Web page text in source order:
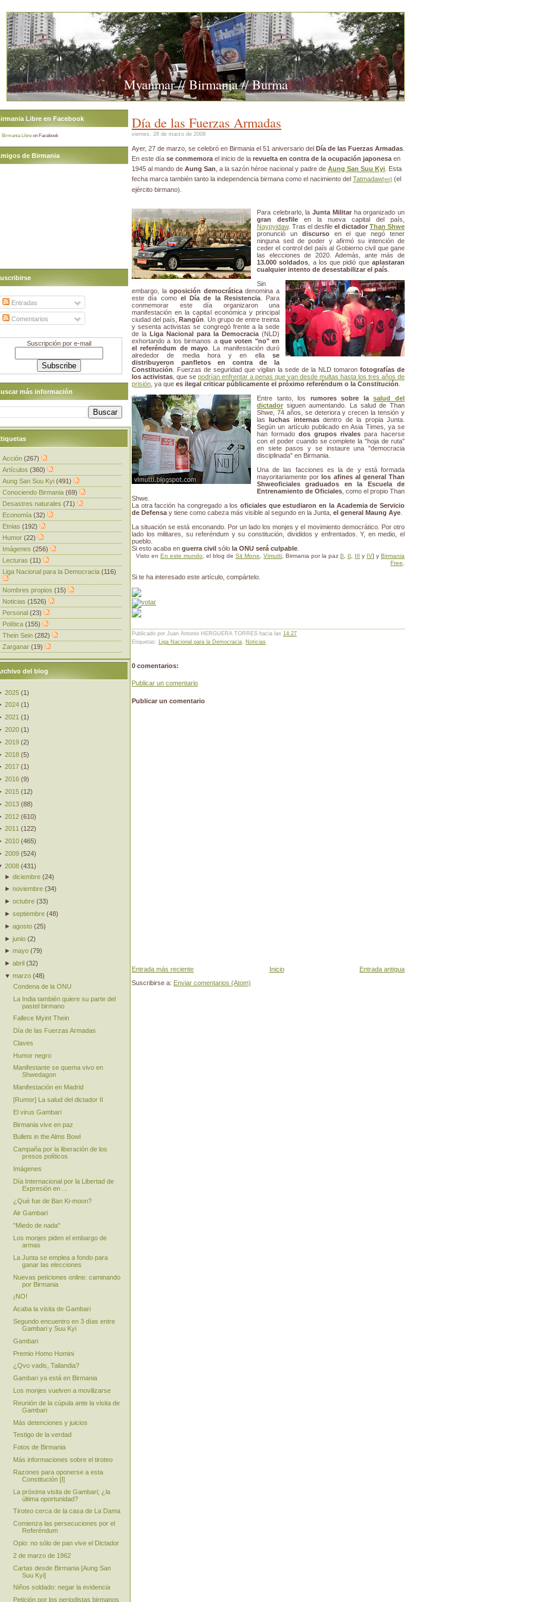
Myanmar // Birmania // Burma
Día de las Fuerzas Armadas
viernes, 28 de marzo de 2008
Ayer, 27 de marzo, se celebró en Birmania el 51 aniversario del Día de las Fuerzas Armadas
En este día se conmemora el inicio de la revuelta en contra de la ocupación japonesa en
1945 al mando de Aung San , a la sazón héroe nacional y padre de Aung San Suu Kyi . Esta
fecha marca también tanto la independencia birmana como el nacimiento del Tatmadaw[en] (el
ejército birmano).
Para celebrarlo, laJunta Militarha organizado un
gran desfile en la nueva capital del país,
Naypyidaw. Tras el desfile el dictador Than Shwe
pronunció un discursoen el que negó tener
ninguna sed de poder y afirmó su intención de
ceder el control del país al Gobierno civil que gane
las elecciones de 2020. Además, ante más de
13.000 soldados , a los que pidió queaplastaran
cualquier intento de desestabilizar el país
Sin
embargo, laoposición democráticadenomina a
este día como el Día de la Resistencia. Para
conmemorar este día organizaron una
manifestación en la capital económica y principal
ciudad del país,
Rangún . Un grupo de entre treinta
y sesenta activistas se congregó frente a la sede
de la Liga Nacional para la Democracia (NLD)
exhortando a los birmanos a que voten "no" en
el referéndum de mayo . La manifestación duró
alrededor de media hora y en ella se
distribuyeron panfletos en contra de la
Constitución . Fuerzas de seguridad que vigilan la sede de la NLD tomaron fotografías de
los activistas , que se podrían enfrentar a penas que van desde multas hasta los tres años de
prisión , ya que es ilegal criticar públicamente el próximo referéndum o la Constitución
Entre tanto, los rumores sobre lasalud del
dictador siguen aumentando. La salud de Than
Shwe, 74 años, se deteriora y crecen la tensión y
las
luchas internasdentro de la propia Junta.
Según un artículo publicado en Asia Times, ya se
han formado dos grupos rivales para hacerse
con el poder cuando se complete la "hoja de ruta"
en siete pasos y se instaure una "democracia
disciplinada" en Birmania.
Una de las facciones es la de y está formada
mayoritariamente por los afines al general Than
Shweoficiales graduados en la Escuela de
Entrenamiento de Oficiales , como el propio Than
Shwe.
La otra facción ha congregado a los oficiales que estudiaron en la Academia de Servicio
de Defensa y tiene como cabeza más visible al segundo en la Junta, el general Maung Aye
La situación se está enconando. Por un lado los monjes y el movimiento democrático. Por otro
lado los militares, su referéndum y su constitución, divididos y enfrentados. Y, en medio, el
pueblo.
Si esto acaba en guerra civil sólo la ONU será culpable
Visto en En este mundo, el blog de Sit Mone, Vimutti, Birmania por la paz [ , , y IV] y Birmania
Free.
Si te ha interesado este artículo, compártelo.
Publicado por Juan Antonio HERGUERA TORRES hacia las 14:27
Etiquetas: Liga Nacional para la Democracia, Noticias
0 comentarios:
Publicar un comentario
Publicar un comentario
Entrada más reciente Entrada antigua
Inicio
Suscribirse a: Enviar comentarios (Atom)
Libre en Facebook
Birmania Libre on Facebook
de Birmania
Entradas
Comentarios
Suscripción por e-mail
más información
Acción (267)
Artículos (360)
Aung San Suu Kyi (491)
Conociendo Birmania (69)
Desastres naturales (71)
Economía (32)
Etnias (192)
Humor (22)
Imágenes (256)
Lecturas (11)
Liga Nacional para la Democracia (116)
Nombres propios (15)
Noticias (1526)
Personal (23)
Política (155)
Thein Sein (282)
Zarganar (19)
del blog
2025 (1)
2024 (1 )
2021 (1)
2020 (1)
2019 (2)
2018 (5)
2017 (1 )
2016 (9)
2015 (12)
2013 (88)
2012 (610)
2011 (122)
2010 (465)
2009 (524)
2008 (431)
►diciembre (24)
►noviembre (34)
►octubre (33)
►septiembre (48)
►agosto (25)
►junio (2)
►mayo (79)
►abril (32)
▼marzo (48)
Condena de la ONU
La India también quiere su parte del
pastel birmano
Fallece Myint Thein
Día de las Fuerzas Armadas
Claves
Humor negro
Manifestante se quema vivo en
Shwedagon
Manifestación en Madrid
[Rumor] La salud del dictador II
El virus Gambari
Birmania vive en paz
Bullets in the Alms Bowl
Campaña por la liberación de los
presos políticos
Imágenes
Día Internacional por la Libertad de
Expresión en ...
¿Qué fue de Ban Ki-moon?
Air Gambari
"Miedo de nada"
Los monjes piden el embargo de
armas
La Junta se emplea a fondo para
ganar las elecciones
Nuevas peticiones online: caminando
por Birmania
¡NO!
Acaba la visita de Gambari
Segundo encuentro en 3 días entre
Gambari y Suu Kyi
Gambari
Premio Homo Homini
¿Qvo vadis, Tailandia?
Gambari ya está en Birmania
Los monjes vuelven a movilizarse
Reunión de la cúpula ante la visita de
Gambari
Más detenciones y juicios
Testigo de la verdad
Fotos de Birmania
Más informaciones sobre el tiroteo
Razones para oponerse a esta
Constitución [I]
La próxima visita de Gambari; ¿la
última oportunidad?
Tiroteo cerca de la casa de La Dama
Comienza las persecuciones por el
Referéndum
Opio: no sólo de pan vive el Dictador
2 de marzo de 1962
Cartas desde Birmania [Aung San
Suu Kyi]
Niños soldado: negar la evidencia
Petición por los periodistas birmanos